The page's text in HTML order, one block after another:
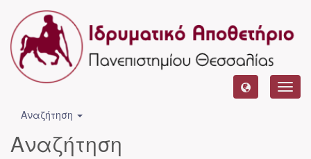
Αναζήτηση
Αναζήτηση